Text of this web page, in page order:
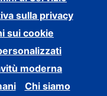
sulla privacy
sui cookie
moderna
Chi siamo